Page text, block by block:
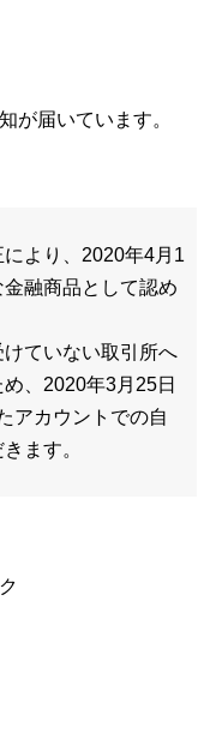
が届いています。
より、2020年4月1
融商品として認め
ていない取引所へ
、2020年3月25日
アカウントでの自
ます。